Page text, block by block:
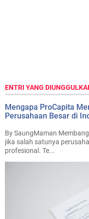
ENTRI YANG
Mengapa ProCapita
Perusahaan Besar di
By SaungMaman
jika salah satunya
profesional. Te...